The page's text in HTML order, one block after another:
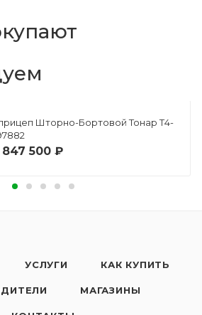
Шторно-Бортовой Тонар Т4-
847 500 ₽
УСЛУГИ КАК КУПИТЬ
МАГАЗИНЫ